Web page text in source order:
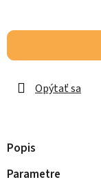
Opýtať sa
Popis
Parametre